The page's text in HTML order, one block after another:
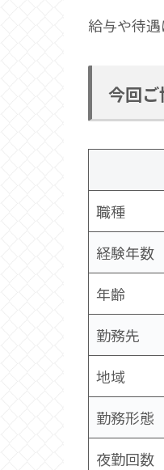
給与や待
今回
職種
経験年数
年齢
勤務先
地域
勤務形態
夜勤回数